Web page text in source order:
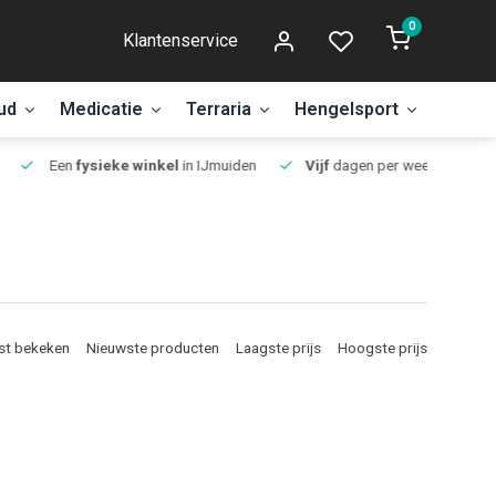
Klantenservice
0
Medicatie Terraria Hengelsport
Eenfysieke winkelin IJmuiden Vijfdagen per week open.
bekeken Nieuwste producten Laagste prijs Hoogste prijs